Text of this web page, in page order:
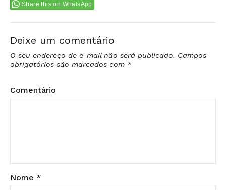
Share this on WhatsApp
Deixe um comentário
O seu endereço de e-mail não será publicado. Campos
obrigatórios são marcados com *
Comentário
Nome *